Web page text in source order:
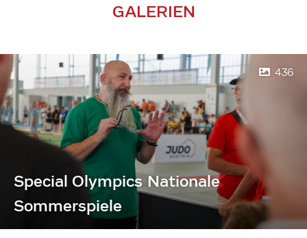
GALERIEN
436
Special Olympics Nationale
Sommerspiele